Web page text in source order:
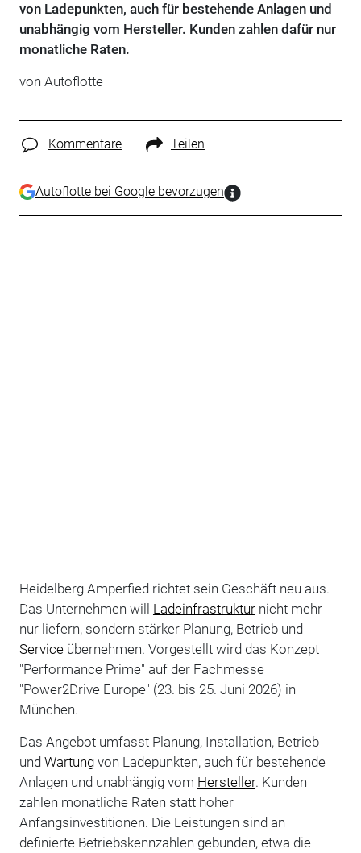
von Ladepunkten, auch für bestehende Anlagen und
unabhängig vom Hersteller. Kunden zahlen dafür nur
monatliche Raten.
von Autoflotte
Kommentare Teilen
Autoflotte bei Google bevorzugen
Heidelberg Amperfied richtet sein Geschäft neu aus.
Das Unternehmen will Ladeinfrastrukturnicht mehr
nur liefern, sondern stärker Planung, Betrieb und
Serviceübernehmen. Vorgestellt wird das Konzept
"Performance Prime" auf der Fachmesse
"Power2Drive Europe" (23. bis 25. Juni 2026) in
München.
Das Angebot umfasst Planung, Installation, Betrieb
und Wartungvon Ladepunkten, auch für bestehende
Anlagen und unabhängig vom Hersteller. Kunden
zahlen monatliche Raten statt hoher
Anfangsinvestitionen. Die Leistungen sind an
definierte Betriebskennzahlen gebunden, etwa die